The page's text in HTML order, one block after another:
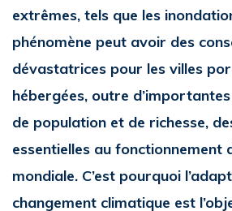
extrêmes, tels que les
phénomène peut avoir des
dévastatrices pour les villes
hébergées, outre
de population et de richesse,
essentielles au fonctionnement
mondiale. C’est pourquoi
changement climatique est